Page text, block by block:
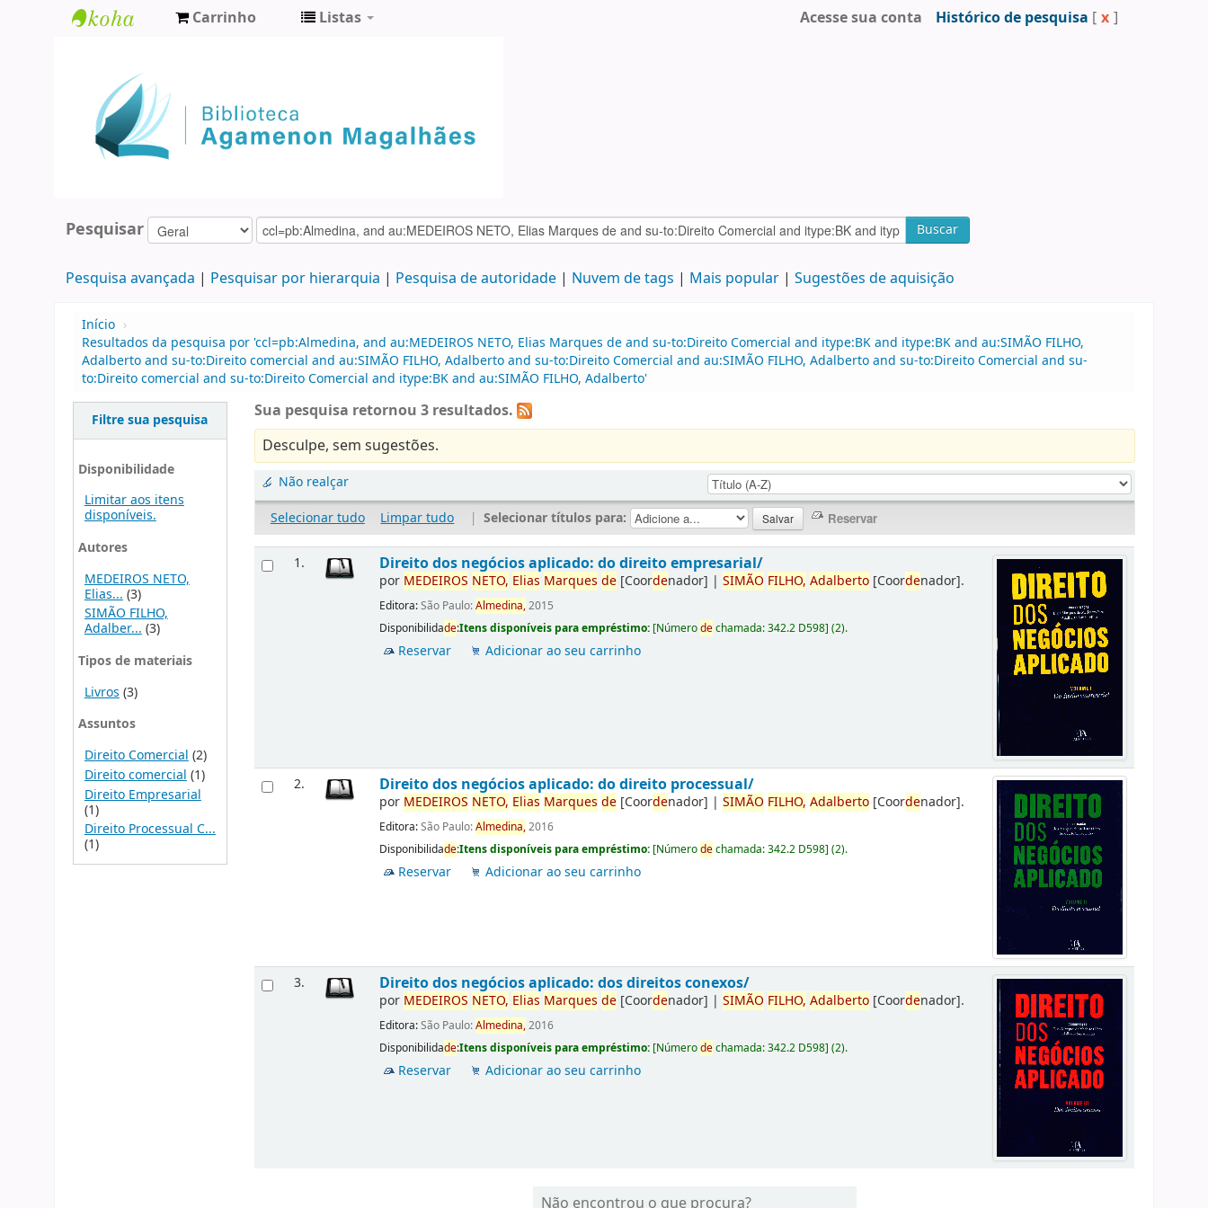
Agamenon
Magalhães
Carrinho Listas Acesse sua conta Histórico de pesquisa [ x ]
Pesquisar Buscar
Pesquisa avançada Pesquisar por hierarquia Pesquisa de autoridade Nuvem de tags Mais popular Sugestões de aquisição
Início ›
Resultados da pesquisa por 'ccl=pb:Almedina, and au:MEDEIROS NETO, Elias Marques de and su-to:Direito Comercial and itype:BK and itype:BK and au:SIMÃO FILHO,
Adalberto and su-to:Direito comercial and au:SIMÃO FILHO, Adalberto and su-to:Direito Comercial and au:SIMÃO FILHO, Adalberto and su-to:Direito Comercial and su-
to:Direito comercial and su-to:Direito Comercial and itype:BK and au:SIMÃO FILHO, Adalberto'
Filtre sua pesquisa
Disponibilidade
Limitar aos itens
disponíveis.
Autores
MEDEIROS NETO,
Elias... (3)
SIMÃO FILHO,
Adalber...(3)
Tipos de materiais
Livros (3)
Assuntos
Direito Comercial (2)
Direito comercial (1)
Direito Empresarial
(1)
Direito Processual C...
(1)
Sua pesquisa retornou 3 resultados.
Desculpe, sem sugestões.
Não realçar
Selecionar tudo
Limpar tudo | Selecionar títulos para:
1. Direito dos negócios aplicado: do direito empresarial/
por MEDEIROS NETO, Elias Marques de [Coordenador] |SIMÃO FILHO, Adalberto [Coordenador].
Editora:São Paulo:Almedina,2015
Disponibilidade:Itens disponíveis para empréstimo: [Númerodechamada:342.2 D598](2).
Reservar Adicionar ao seu carrinho
2. Direito dos negócios aplicado: do direito processual/
por MEDEIROS NETO, Elias Marques de [Coordenador] |SIMÃO FILHO, Adalberto [Coordenador].
Editora:São Paulo:Almedina,2016
Disponibilidade:Itens disponíveis para empréstimo: [Númerodechamada:342.2 D598](2).
Reservar Adicionar ao seu carrinho
3. Direito dos negócios aplicado: dos direitos conexos/
por MEDEIROS NETO, Elias Marques de [Coordenador] |SIMÃO FILHO, Adalberto [Coordenador].
Editora:São Paulo:Almedina,2016
Disponibilidade:Itens disponíveis para empréstimo: [Númerodechamada:342.2 D598](2).
Reservar Adicionar ao seu carrinho